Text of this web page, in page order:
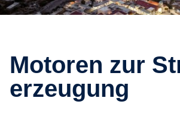
Motoren zur Strom­
erzeu­gung